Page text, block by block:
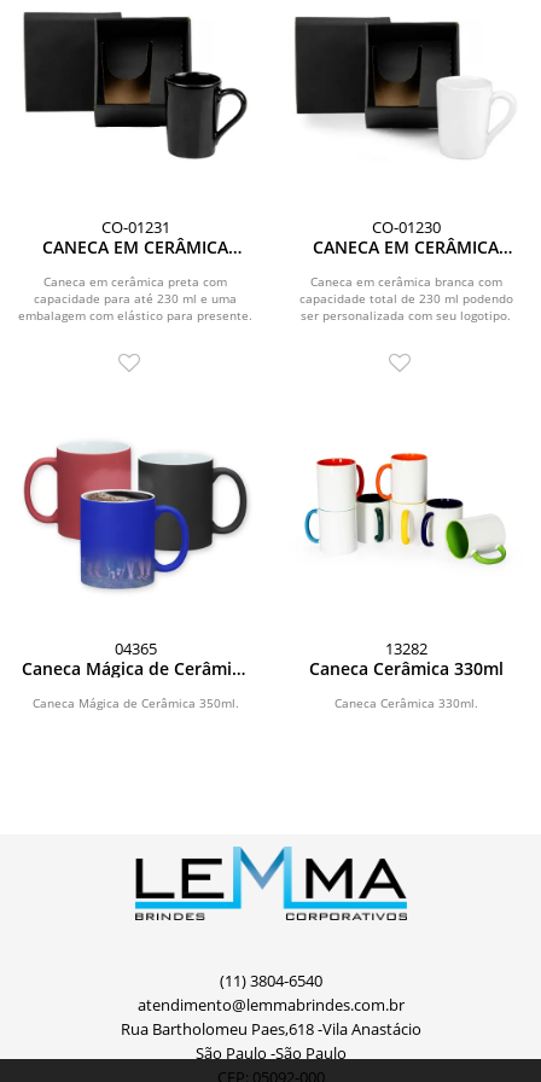
CO-01231
CANECA EM CERÂMICA
Caneca em cerâmica preta com
capacidade para até 230 ml e uma
embalagem com elástico para presente.
CO-01230
CANECA EM CERÂMICA
Caneca em cerâmica branca com
capacidade total de 230 ml podendo
ser personalizada com seu logotipo.
04365
Caneca Mágica de Cerâmica
Caneca Mágica de Cerâmica 350ml.
13282
Caneca Cerâmica 330ml
Caneca Cerâmica 330ml.
(11) 3804-6540
atendimento@lemmabrindes.com.br
Rua Bartholomeu Paes,618 -Vila Anastácio
São Paulo -São Paulo